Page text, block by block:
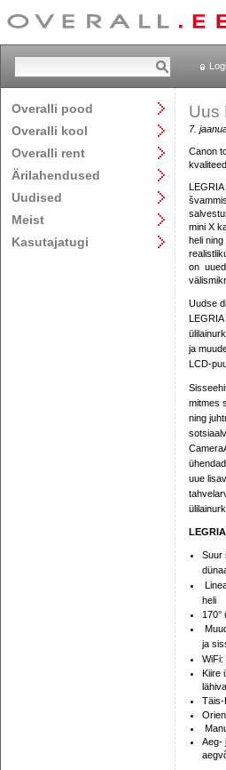
Overalli pood
Overalli kool
Overalli rent
Ärilahendused
Uudised
Meist
Kasutajatugi
Uus
7.
Canon
mini X
heli
on
Uudse
LEGRIA
ja
LCD-
mitmes
ning
uue
Suur
heli
170°
ja
WiFi:
Kiire
Täis-
Aeg-